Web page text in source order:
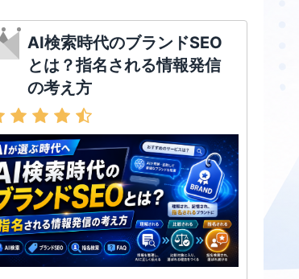
AI検索時代のブランドSEO
とは？指名される情報発信
の考え方